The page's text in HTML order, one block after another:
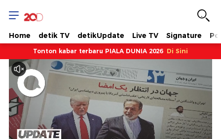
Home detik TV detikUpdate Live TV Signature
Tonton kabar terbaru PIALA DUNIA 2026 Di Sini